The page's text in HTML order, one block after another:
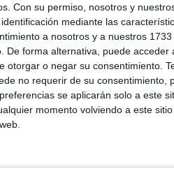
Con su permiso, nosotros y
mediante las
a nosotros y a nuestros
De forma alternativa, puede
otorgar o negar su consentimiento.
no requerir de su consentimiento,
se aplicarán solo a este
momento volviendo a este
con la Delegación, “adopte
el riesgo de incidentes con
(MENA)